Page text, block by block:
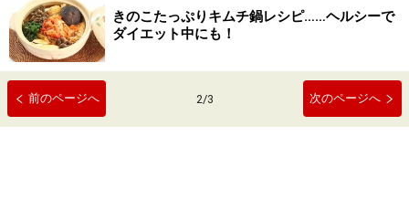
きのこたっぷりキムチ鍋レシピ……ヘルシーで
ダイエット中にも！
前のページへ 2/3 次のページへ